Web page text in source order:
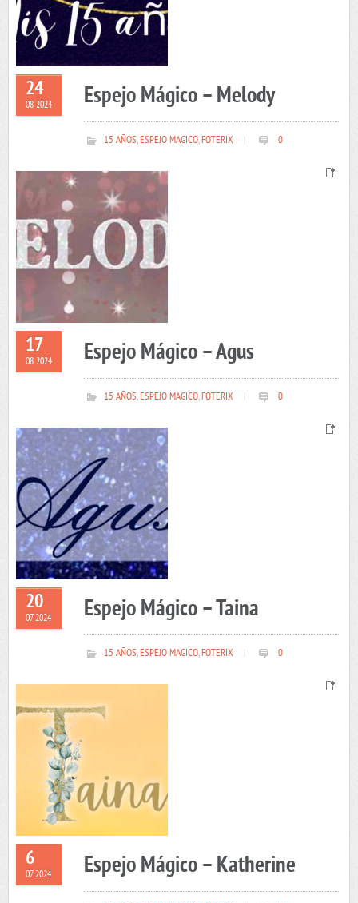
24
08 2024 Espejo Mágico – Melody
15 AÑOS,ESPEJO MAGICO,FOTERIX 0
17
08 2024 Espejo Mágico – Agus
15 AÑOS,ESPEJO MAGICO,FOTERIX 0
20
07 2024 Espejo Mágico – Taina
15 AÑOS,ESPEJO MAGICO,FOTERIX 0
6
07 2024 Espejo Mágico – Katherine